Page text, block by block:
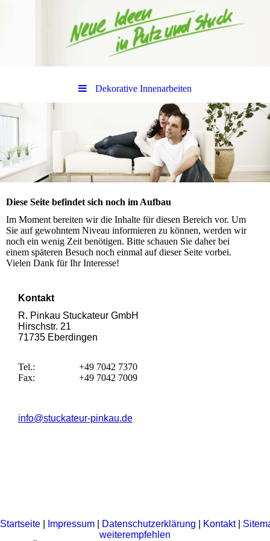
Dekorative Innenarbeiten
Diese Seite befindet sich noch im Aufbau
Im Moment bereiten wir die Inhalte für diesen Bereich vor. Um
Sie auf gewohntem Niveau informieren zu können, werden wir
noch ein wenig Zeit benötigen. Bitte schauen Sie daher bei
einem späteren Besuch noch einmal auf dieser Seite vorbei.
Vielen Dank für Ihr Interesse!
Kontakt
R. Pinkau Stuckateur GmbH
Hirschstr. 21
71735 Eberdingen
Tel.:
Fax:
+49 7042 7370
+49 7042 7009
info@stuckateur-pinkau.de
Startseite Impressum Datenschutzerklärung Kontakt|
weiterempfehlen